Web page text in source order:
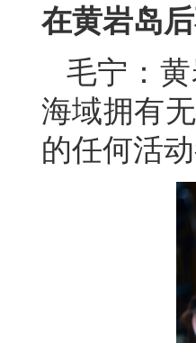
在黄岩岛
毛宁：
海域拥有
的任何活